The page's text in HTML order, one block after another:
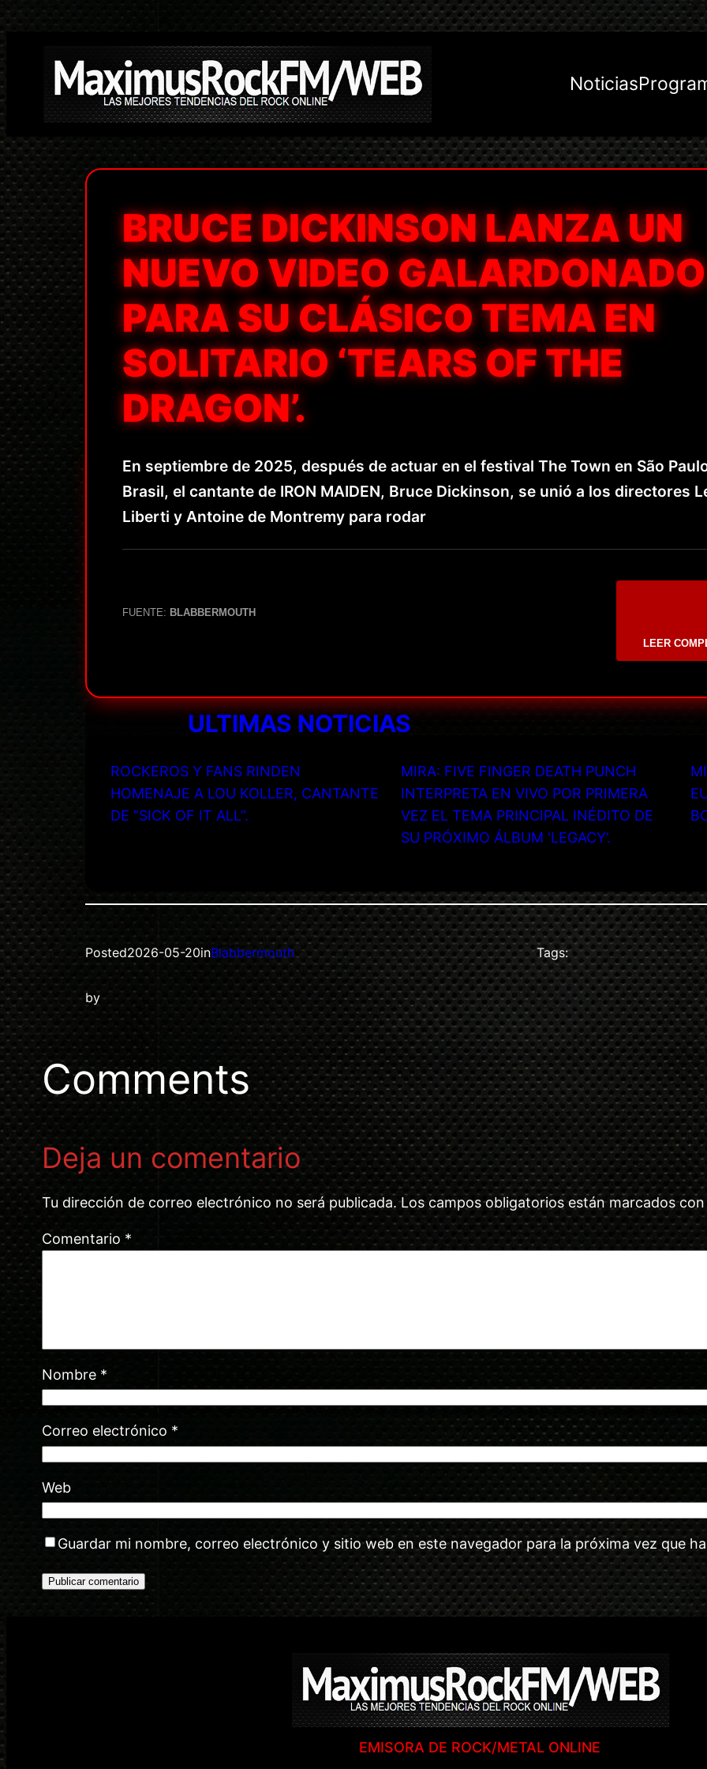
Saltar
contenido
Noticias
BRUCE DICKINSON LANZA UN
NUEVO VIDEO GALARDONADO
PARA SU CLÁSICO TEMA EN
SOLITARIO ‘TEARS OF THE
DRAGON’.
En septiembre de 2025, después de actuar en el festival The Town en São
Brasil, el cantante de IRON MAIDEN, Bruce Dickinson, se unió a los directores
Liberti y Antoine de Montremy para rodar
FUENTE: BLABBERMOUTH
LEER
ULTIMAS NOTICIAS
ROCKEROS Y FANS RINDEN
HOMENAJE A LOU KOLLER, CANTANTE
DE “SICK OF IT ALL”.
MIRA: FIVE FINGER DEATH PUNCH
INTERPRETA EN VIVO POR PRIMERA
VEZ EL TEMA PRINCIPAL INÉDITO DE
SU PRÓXIMO ÁLBUM ‘LEGACY’.
Posted2026-05-20inBlabbermouth
by
Tags:
Comments
Deja un comentario
Tu dirección de correo electrónico no será publicada. Los campos obligatorios están marcados
Comentario *
Nombre *
Correo electrónico *
Web
Guardar mi nombre, correo electrónico y sitio web en este navegador para la próxima vez que
EMISORA DE ROCK/METAL ONLINE